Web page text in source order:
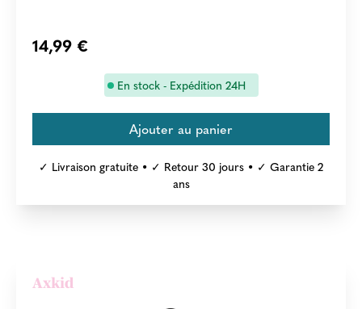
14,99 €
En stock - Expédition 24H
✓ Livraison gratuite • ✓ Retour 30 jours • ✓ Garantie 2
ans
Axkid